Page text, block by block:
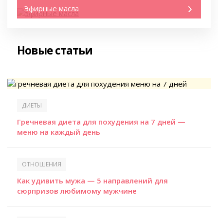
Эфирные масла
Новые статьи
ДИЕТЫ
Гречневая диета для похудения на 7 дней —
меню на каждый день
ОТНОШЕНИЯ
Как удивить мужа — 5 направлений для
сюрпризов любимому мужчине